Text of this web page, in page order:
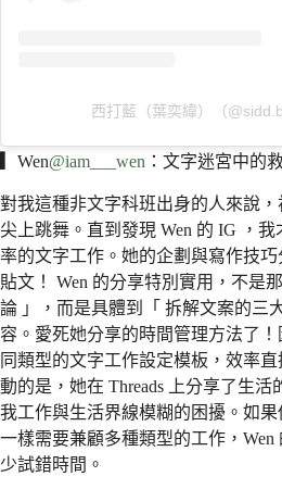
西打藍（葉奕緯）（
Wen@iam___wen ：文字迷宮中的
對我這種非文字科班出身的人來說
尖上跳舞。直到發現 Wen 的 IG ，
率的文字工作。她的企劃與寫作技
貼文！ Wen 的分享特別實用，不是
論 」，而是具體到「 拆解文案的三
容。愛死她分享的時間管理方法了
同類型的文字工作設定模板，效率
動的是，她在 Threads 上分享了生活
我工作與生活界線模糊的困擾。如
一樣需要兼顧多種類型的工作，
少試錯時間。